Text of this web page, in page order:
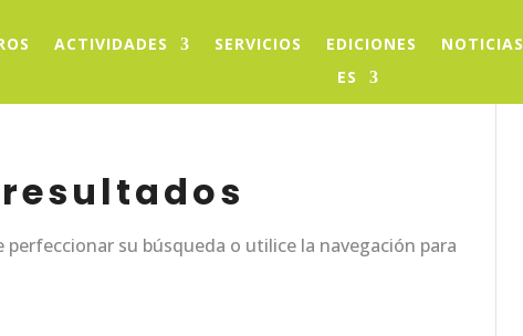
ACTIVIDADES SERVICIOS EDICIONES NOTICIAS
ES
su búsqueda o utilice la navegación para